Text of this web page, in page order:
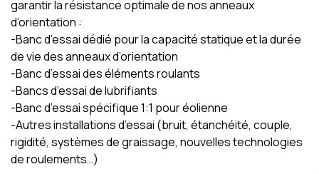
garantir la résistance optimale de nos anneaux
d’orientation :
-Banc d’essai dédié pour la capacité statique et la durée
de vie des anneaux d’orientation
-Banc d’essai des éléments roulants
-Bancs d’essai de lubrifiants
-Banc d’essai spécifique 1:1 pour éolienne
-Autres installations d’essai (bruit, étanchéité, couple,
rigidité, systèmes de graissage, nouvelles technologies
de roulements…)